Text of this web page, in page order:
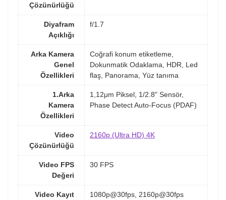
Çözünürlüğü
Diyafram
Açıklığı
f/1.7
Arka Kamera
Genel
Özellikleri
Coğrafi konum etiketleme,
Dokunmatik Odaklama, HDR, Led
flaş, Panorama, Yüz tanıma
1.Arka
Kamera
Özellikleri
1,12μm Piksel, 1/2.8" Sensör,
Phase Detect Auto-Focus (PDAF)
Video
Çözünürlüğü
2160p (Ultra HD) 4K
Video FPS
Değeri
30 FPS
Video Kayıt
1080p@30fps, 2160p@30fps